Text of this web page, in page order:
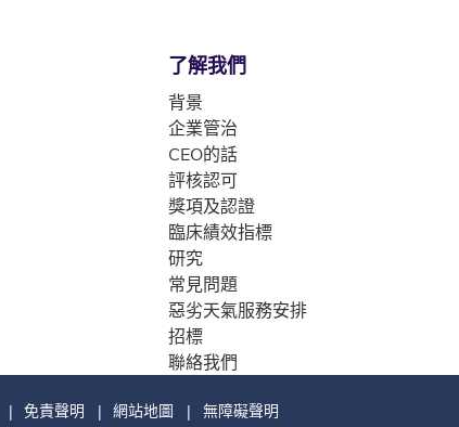
了解我們
背景
企業管治
CEO的話
評核認可
獎項及認證
臨床績效指標
研究
常見問題
惡劣天氣服務安排
招標
聯絡我們
免責聲明 網站地圖 無障礙聲明